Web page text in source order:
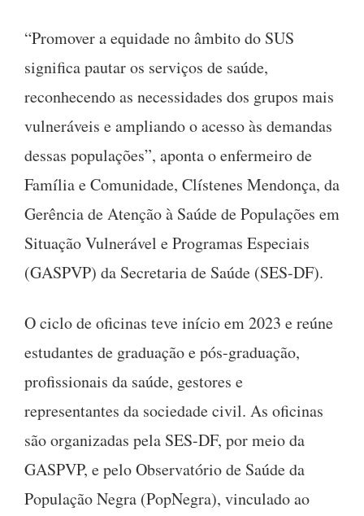
“Promover a equidade no âmbito do SUS
significa pautar os serviços de saúde,
reconhecendo as necessidades dos grupos mais
vulneráveis e ampliando o acesso às demandas
dessas populações”, aponta o enfermeiro de
Família e Comunidade, Clístenes Mendonça, da
Gerência de Atenção à Saúde de Populações em
Situação Vulnerável e Programas Especiais
(GASPVP) da Secretaria de Saúde (SES-DF).
O ciclo de oficinas teve início em 2023 e reúne
estudantes de graduação e pós-graduação,
profissionais da saúde, gestores e
representantes da sociedade civil. As oficinas
são organizadas pela SES-DF, por meio da
GASPVP, e pelo Observatório de Saúde da
População Negra (PopNegra), vinculado ao